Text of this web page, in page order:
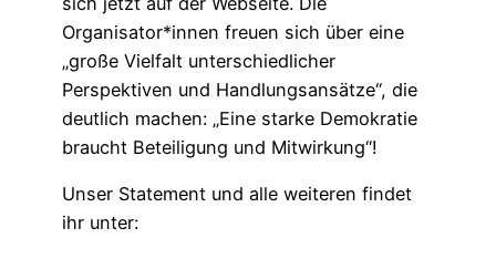
Organisator*innen freuen sich über eine
„große Vielfalt unterschiedlicher
Perspektiven und Handlungsansätze“, die
deutlich machen: „Eine starke Demokratie
braucht Beteiligung und Mitwirkung“!
Unser Statement und alle weiteren findet
ihr unter: